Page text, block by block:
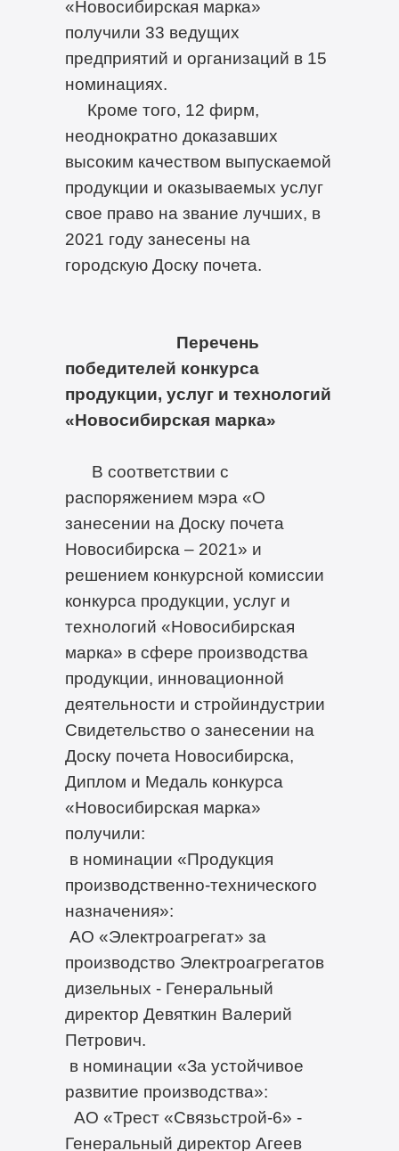
«Новосибирская марка»
получили 33 ведущих
предприятий и организаций в 15
номинациях.
Кроме того, 12 фирм,
неоднократно доказавших
высоким качеством выпускаемой
продукции и оказываемых услуг
свое право на звание лучших, в
2021 году занесены на
городскую Доску почета.
Перечень
победителей конкурса
продукции, услуг и технологий
«Новосибирская марка»
В соответствии с
распоряжением мэра «О
занесении на Доску почета
Новосибирска – 2021» и
решением конкурсной комиссии
конкурса продукции, услуг и
технологий «Новосибирская
марка» в сфере производства
продукции, инновационной
деятельности и стройиндустрии
Свидетельство о занесении на
Доску почета Новосибирска,
Диплом и Медаль конкурса
«Новосибирская марка»
получили:
в номинации «Продукция
производственно-технического
назначения»:
АО «Электроагрегат» за
производство Электроагрегатов
дизельных - Генеральный
директор Девяткин Валерий
Петрович.
в номинации «За устойчивое
развитие производства»:
АО «Трест «Связьстрой-6» -
Генеральный директор Агеев